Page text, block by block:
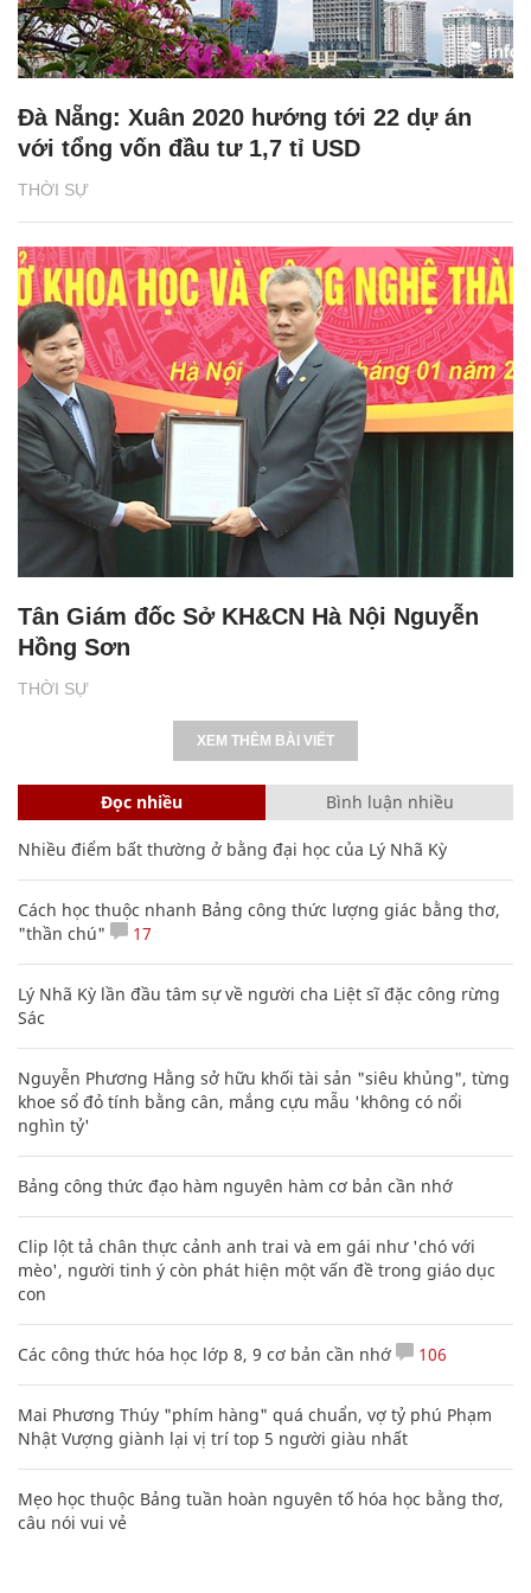
THỜI SỰ
Đà Nẵng: Xuân 2020 hướng tới 22 dự án
với tổng vốn đầu tư 1,7 tỉ USD
THỜI SỰ
Tân Giám đốc Sở KH&CN Hà Nội Nguyễn
Hồng Sơn
XEM THÊM BÀI VIẾT
Đọc nhiều Bình luận nhiều
Nhiều điểm bất thường ở bằng đại học của Lý Nhã Kỳ
Cách học thuộc nhanh Bảng công thức lượng giác bằng thơ,
"thần chú"
17
Lý Nhã Kỳ lần đầu tâm sự về người cha Liệt sĩ đặc công rừng
Sác
Nguyễn Phương Hằng sở hữu khối tài sản "siêu khủng", từng
khoe sổ đỏ tính bằng cân, mắng cựu mẫu 'không có nổi
nghìn tỷ'
Bảng công thức đạo hàm nguyên hàm cơ bản cần nhớ
Clip lột tả chân thực cảnh anh trai và em gái như 'chó với
mèo', người tinh ý còn phát hiện một vấn đề trong giáo dục
con
Các công thức hóa học lớp 8, 9 cơ bản cần nhớ 106
Mai Phương Thúy "phím hàng" quá chuẩn, vợ tỷ phú Phạm
Nhật Vượng giành lại vị trí top 5 người giàu nhất
Mẹo học thuộc Bảng tuần hoàn nguyên tố hóa học bằng thơ,
câu nói vui vẻ